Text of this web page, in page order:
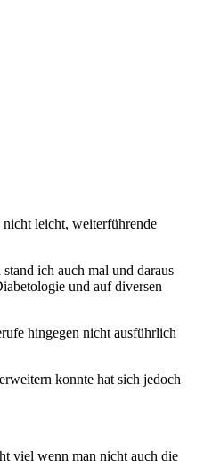
nicht leicht, weiterführende
ich auch mal und daraus
und auf diversen
hingegen nicht ausführlich
konnte hat sich jedoch
viel wenn man nicht auch die